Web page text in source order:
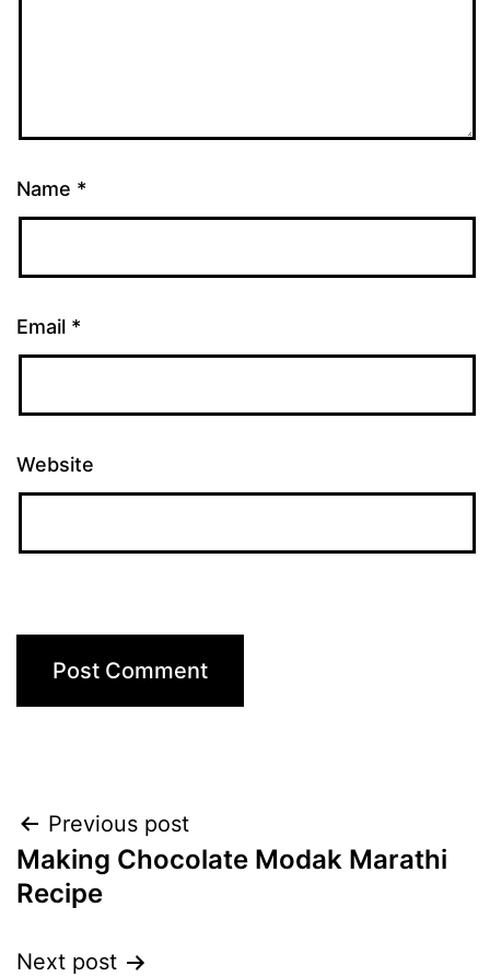
Name *
Email *
Website
Post
navigation
Previous post
Making Chocolate Modak Marathi
Recipe
Next post